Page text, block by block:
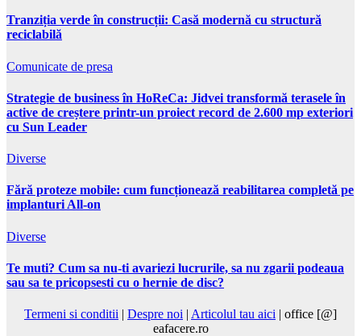
Tranziția verde în construcții: Casă modernă cu structură
reciclabilă
Comunicate de presa
Strategie de business în HoReCa: Jidvei transformă terasele în
active de creștere printr-un proiect record de 2.600 mp exteriori
cu Sun Leader
Diverse
Fără proteze mobile: cum funcționează reabilitarea completă pe
implanturi All-on
Diverse
Te muti? Cum sa nu-ti avariezi lucrurile, sa nu zgarii podeaua
sau sa te pricopsesti cu o hernie de disc?
Termeni si conditii | Despre noi | Articolul tau aici | office [@]
eafacere.ro